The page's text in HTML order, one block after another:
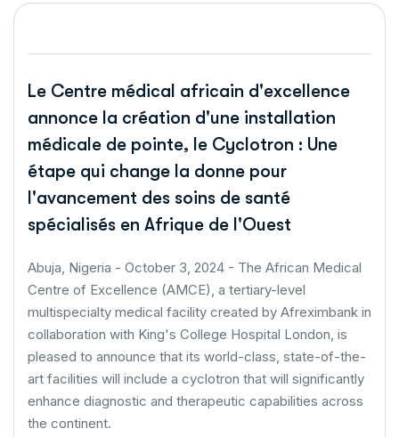
Le Centre médical africain d'excellence
annonce la création d'une installation
médicale de pointe, le Cyclotron : Une
étape qui change la donne pour
l'avancement des soins de santé
spécialisés en Afrique de l'Ouest
Abuja, Nigeria - October 3, 2024 - The African Medical
Centre of Excellence (AMCE), a tertiary-level
multispecialty medical facility created by Afreximbank in
collaboration with King's College Hospital London, is
pleased to announce that its world-class, state-of-the-
art facilities will include a cyclotron that will significantly
enhance diagnostic and therapeutic capabilities across
the continent.